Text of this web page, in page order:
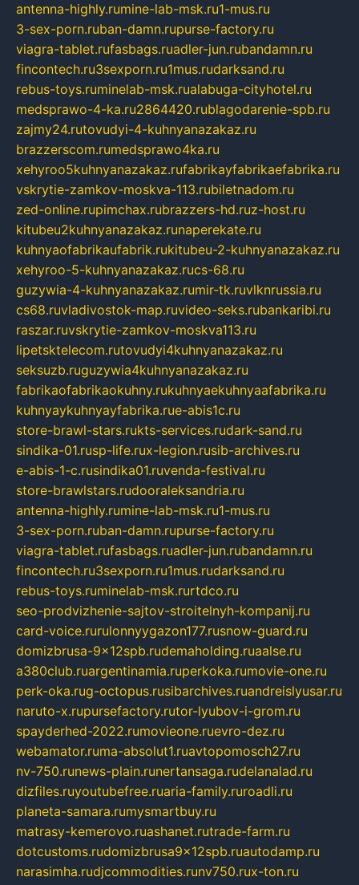
antenna-highly.rumine-lab-msk.ru1-mus.ru
3-sex-porn.ruban-damn.rupurse-factory.ru
viagra-tablet.rufasbags.ruadler-jun.rubandamn.ru
fincontech.ru3sexporn.ru1mus.rudarksand.ru
rebus-toys.ruminelab-msk.rualabuga-cityhotel.ru
medsprawo-4-ka.ru2864420.rublagodarenie-spb.ru
zajmy24.rutovudyi-4-kuhnyanazakaz.ru
brazzerscom.rumedsprawo4ka.ru
xehyroo5kuhnyanazakaz.rufabrikayfabrikaefabrika.ru
vskrytie-zamkov-moskva-113.rubiletnadom.ru
zed-online.rupimchax.rubrazzers-hd.ruz-host.ru
kitubeu2kuhnyanazakaz.runaperekate.ru
kuhnyaofabrikaufabrik.rukitubeu-2-kuhnyanazakaz.ru
xehyroo-5-kuhnyanazakaz.rucs-68.ru
guzywia-4-kuhnyanazakaz.rumir-tk.ruvlknrussia.ru
cs68.ruvladivostok-map.ruvideo-seks.rubankaribi.ru
raszar.ruvskrytie-zamkov-moskva113.ru
lipetsktelecom.rutovudyi4kuhnyanazakaz.ru
seksuzb.ruguzywia4kuhnyanazakaz.ru
fabrikaofabrikaokuhny.rukuhnyaekuhnyaafabrika.ru
kuhnyaykuhnyayfabrika.rue-abis1c.ru
store-brawl-stars.rukts-services.rudark-sand.ru
sindika-01.rusp-life.rux-legion.rusib-archives.ru
e-abis-1-c.rusindika01.ruvenda-festival.ru
store-brawlstars.rudooraleksandria.ru
antenna-highly.rumine-lab-msk.ru1-mus.ru
3-sex-porn.ruban-damn.rupurse-factory.ru
viagra-tablet.rufasbags.ruadler-jun.rubandamn.ru
fincontech.ru3sexporn.ru1mus.rudarksand.ru
rebus-toys.ruminelab-msk.rurtdco.ru
seo-prodvizhenie-sajtov-stroitelnyh-kompanij.ru
card-voice.rurulonnyygazon177.rusnow-guard.ru
domizbrusa-9x12spb.rudemaholding.ruaalse.ru
a380club.ruargentinamia.ruperkoka.rumovie-one.ru
perk-oka.rug-octopus.rusibarchives.ruandreislyusar.ru
naruto-x.rupursefactory.rutor-lyubov-i-grom.ru
spayderhed-2022.rumovieone.ruevro-dez.ru
webamator.ruma-absolut1.ruavtopomosch27.ru
nv-750.runews-plain.runertansaga.rudelanalad.ru
dizfiles.ruyoutubefree.ruaria-family.ruroadli.ru
planeta-samara.rumysmartbuy.ru
matrasy-kemerovo.ruashanet.rutrade-farm.ru
dotcustoms.rudomizbrusa9x12spb.ruautodamp.ru
narasimha.rudjcommodities.runv750.rux-ton.ru